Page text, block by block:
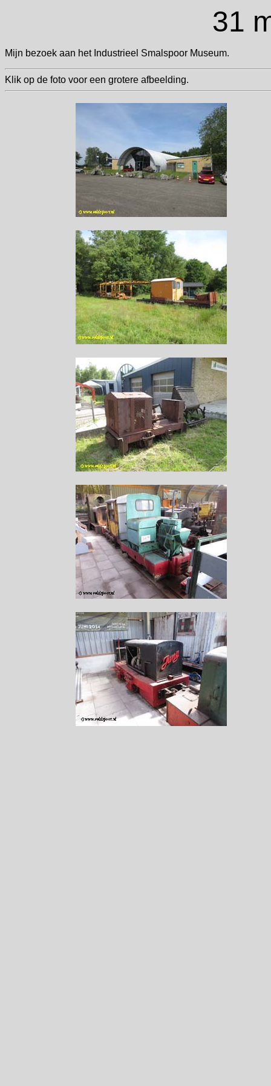
31
Mijn bezoek aan het Industrieel Smalspoor Museum.
Klik op de foto voor een grotere afbeelding.